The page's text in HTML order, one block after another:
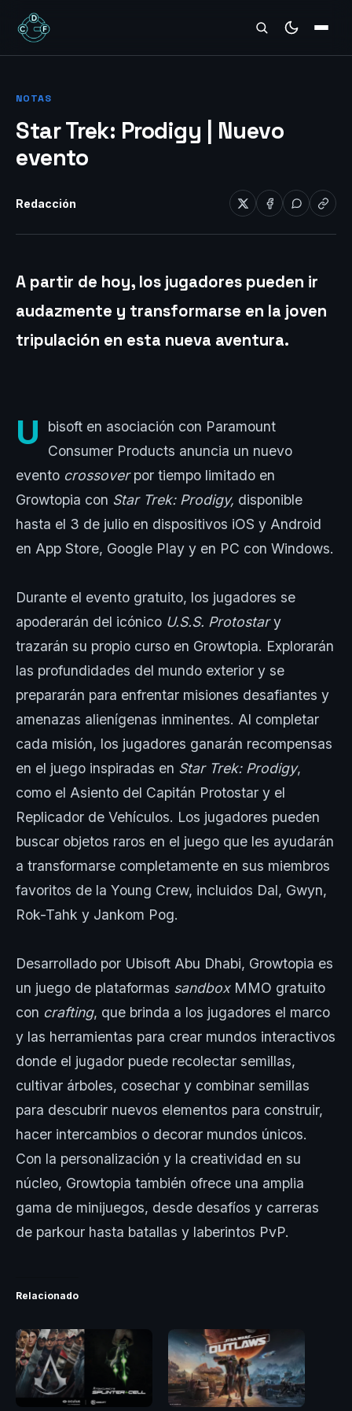
REVIEWS
NOTAS
Star Trek: Prodigy | Nuevo
evento
Redacción
A partir de hoy, los jugadores pueden ir
audazmente y transformarse en la joven
tripulación en esta nueva aventura.
U
bisoft en asociación con Paramount
Consumer Products anuncia un nuevo
evento crossoverpor tiempo limitado en
Growtopia con Star Trek: Prodigy, disponible
hasta el 3 de julio en dispositivos iOS y Android
en App Store, Google Play y en PC con Windows.
Durante el evento gratuito, los jugadores se
apoderarán del icónico U.S.S. Protostary
trazarán su propio curso en Growtopia. Explorarán
las profundidades del mundo exterior y se
prepararán para enfrentar misiones desafiantes y
amenazas alienígenas inminentes. Al completar
cada misión, los jugadores ganarán recompensas
en el juego inspiradas en Star Trek: Prodigy,
como el Asiento del Capitán Protostar y el
Replicador de Vehículos. Los jugadores pueden
buscar objetos raros en el juego que les ayudarán
a transformarse completamente en sus miembros
favoritos de la Young Crew, incluidos Dal, Gwyn,
Rok-Tahk y Jankom Pog.
Desarrollado por Ubisoft Abu Dhabi, Growtopia es
un juego de plataformas sandboxMMO gratuito
con crafting, que brinda a los jugadores el marco
y las herramientas para crear mundos interactivos
donde el jugador puede recolectar semillas,
cultivar árboles, cosechar y combinar semillas
para descubrir nuevos elementos para construir,
hacer intercambios o decorar mundos únicos.
Con la personalización y la creatividad en su
núcleo, Growtopia también ofrece una amplia
gama de minijuegos, desde desafíos y carreras
de parkour hasta batallas y laberintos PvP.
Relacionado